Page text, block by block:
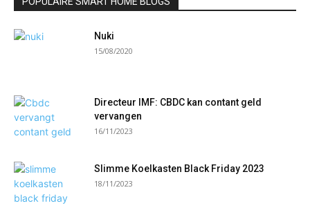
Nuki
15/08/2020
Directeur IMF: CBDC kan contant geld
vervangen
16/11/2023
Slimme Koelkasten Black Friday 2023
18/11/2023